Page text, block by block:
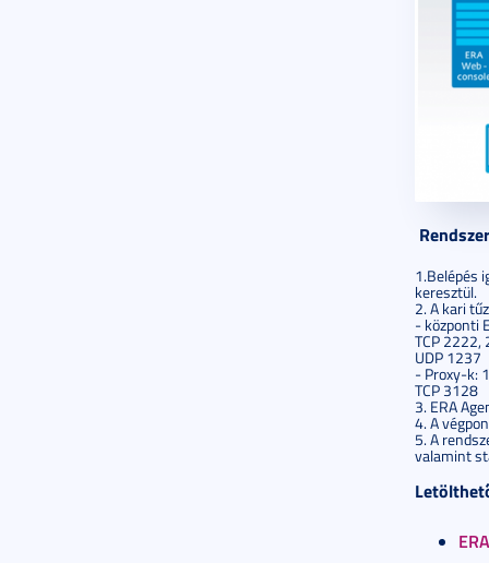
1.Belépés
keresztül.
2. A kari
- központi
TCP 2222,
UDP 1237
- Proxy-k:
TCP 3128
3. ERA
4. A
5. A
valamint